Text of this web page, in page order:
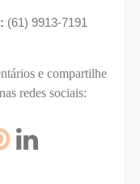
(61) 9913-7191
e compartilhe
redes sociais: